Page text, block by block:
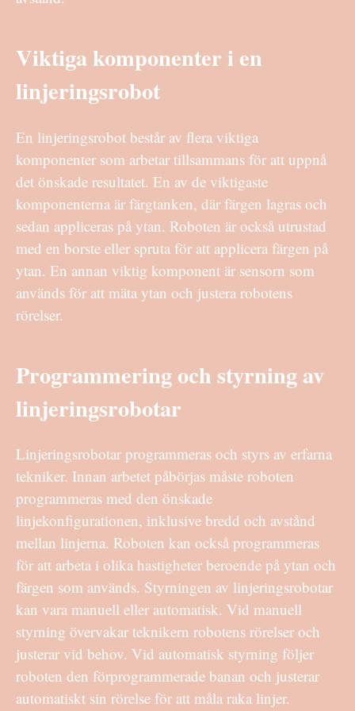
Viktiga komponenter i en
linjeringsrobot
En linjeringsrobot består av flera viktiga
komponenter som arbetar tillsammans för att uppnå
det önskade resultatet. En av de viktigaste
komponenterna är färgtanken, där färgen lagras och
sedan appliceras på ytan. Roboten är också utrustad
med en borste eller spruta för att applicera färgen på
ytan. En annan viktig komponent är sensorn som
används för att mäta ytan och justera robotens
rörelser.
Programmering och styrning av
linjeringsrobotar
Linjeringsrobotar programmeras och styrs av erfarna
tekniker. Innan arbetet påbörjas måste roboten
programmeras med den önskade
linjekonfigurationen, inklusive bredd och avstånd
mellan linjerna. Roboten kan också programmeras
för att arbeta i olika hastigheter beroende på ytan och
färgen som används. Styrningen av linjeringsrobotar
kan vara manuell eller automatisk. Vid manuell
styrning övervakar teknikern robotens rörelser och
justerar vid behov. Vid automatisk styrning följer
roboten den förprogrammerade banan och justerar
automatiskt sin rörelse för att måla raka linjer.